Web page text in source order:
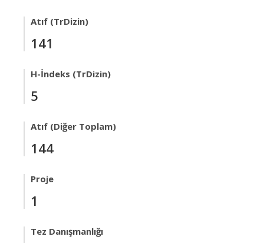
Atıf (TrDizin)
141
H-İndeks (TrDizin)
5
Atıf (Diğer Toplam)
144
Proje
1
Tez Danışmanlığı